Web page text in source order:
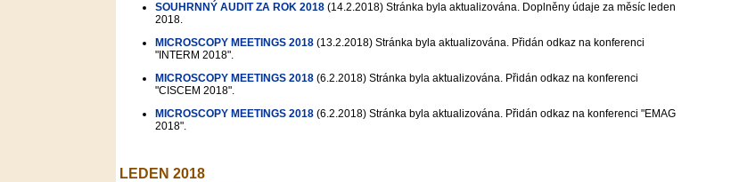
SOUHRNNÝ AUDIT ZA ROK 2018 (14.2.2018) Stránka byla aktualizována. Doplněny údaje za měsíc leden
2018.
MICROSCOPY MEETINGS 2018 (13.2.2018) Stránka byla aktualizována. Přidán odkaz na konferenci
"INTERM 2018".
MICROSCOPY MEETINGS 2018 (6.2.2018) Stránka byla aktualizována. Přidán odkaz na konferenci
"CISCEM 2018".
MICROSCOPY MEETINGS 2018 (6.2.2018) Stránka byla aktualizována. Přidán odkaz na konferenci "EMAG
2018".
LEDEN 2018